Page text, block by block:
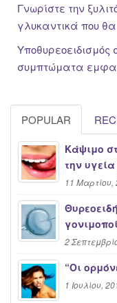
Γνωρίστε την
γλυκαντικά που
Υποθυρεοειδισμός
συμπτώματα
POPULAR
Κάψιμο
την
11 Μαρτίου,
2
“Oι
1 Ιουλίου,